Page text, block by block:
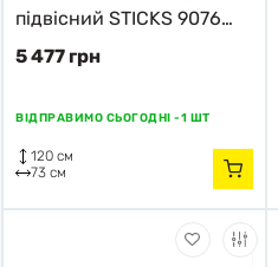
підвісний STICKS 9076
Nowodvorski золотий
5 477 грн
ВІДПРАВИМО СЬОГОДНІ -1 ШТ
120 см
73 см